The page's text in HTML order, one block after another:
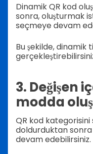
Dinamik QR kod
sonra, oluşturmak
seçmeye devam
Bu şekilde, dinamik
3. Değişen
modda
QR kod
doldurduktan
devam edebilirsiniz.